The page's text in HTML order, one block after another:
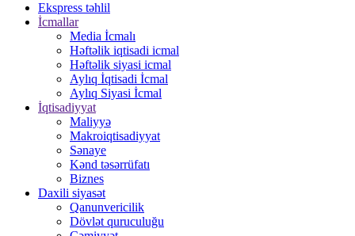
Ekspress təhlil
İcmallar
Media İcmalı
Həftəlik iqtisadi icmal
Həftəlik siyasi icmal
Aylıq İqtisadi İcmal
Aylıq Siyasi İcmal
İqtisadiyyat
Maliyyə
Makroiqtisadiyyat
Sənaye
Kənd təsərrüfatı
Biznes
Daxili siyasət
Qanunvericilik
Dövlət quruculuğu